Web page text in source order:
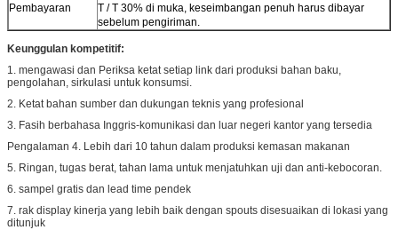
Pembayaran
T / T 30% di muka, keseimbangan penuh harus dibayar
sebelum pengiriman.
Keunggulan kompetitif:
1. mengawasi dan Periksa ketat setiap link dari produksi bahan baku,
pengolahan, sirkulasi untuk konsumsi.
2. Ketat bahan sumber dan dukungan teknis yang profesional
3. Fasih berbahasa Inggris-komunikasi dan luar negeri kantor yang tersedia
Pengalaman 4. Lebih dari 10 tahun dalam produksi kemasan makanan
5. Ringan, tugas berat, tahan lama untuk menjatuhkan uji dan anti-kebocoran.
6. sampel gratis dan lead time pendek
7. rak display kinerja yang lebih baik dengan spouts disesuaikan di lokasi yang
ditunjuk